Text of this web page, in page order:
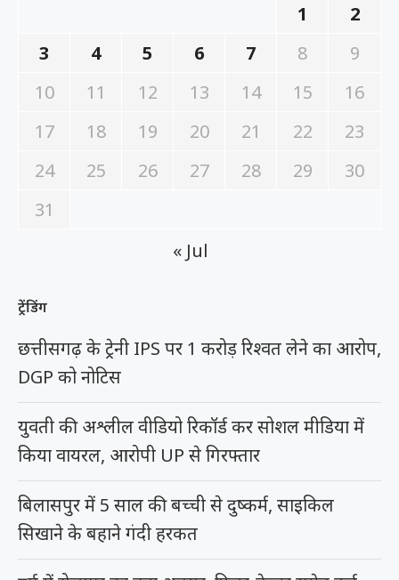
1
2
3
4 5 6 7 8
9
10
11 12 13 14 15
16
17
18 19 20 21 22
23
24
25 26 27 28 29
30
31
« Jul
ट्रेंडिंग
छत्तीसगढ़ के ट्रेनी IPS पर 1 करोड़ रिश्वत लेने का आरोप,
DGP को नोटिस
युवती की अश्लील वीडियो रिकॉर्ड कर सोशल मीडिया में
किया वायरल, आरोपी UP से गिरफ्तार
बिलासपुर में 5 साल की बच्ची से दुष्कर्म, साइकिल
सिखाने के बहाने गंदी हरकत